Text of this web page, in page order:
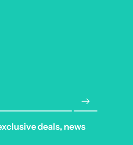
deals, news